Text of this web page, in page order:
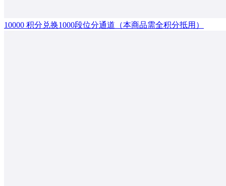
10000 积分兑换1000段位分通道（本商品需全积分抵用）